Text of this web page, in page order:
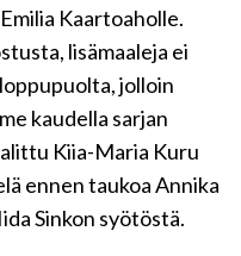
Kaartoaholle.
lisämaaleja ei
jolloin
kaudella sarjan
Kiia-Maria Kuru
ennen taukoa Annika
Sinkon syötöstä.